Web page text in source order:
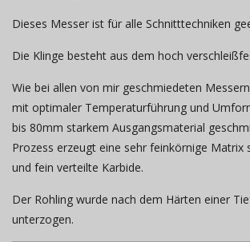
Dieses Messer ist für alle Schnitttechniken
Die Klinge besteht aus dem hoch
Wie bei allen von mir geschmiedeten
mit optimaler Temperaturführung und
bis 80mm starkem Ausgangsmaterial
Prozess erzeugt eine sehr feinkörnige Matrix
und fein verteilte Karbide.
Der Rohling wurde nach dem Härten einer
unterzogen.